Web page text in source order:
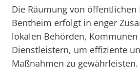
Die Räumung von öffentlichen
Bentheim erfolgt in enger
lokalen Behörden, Kommunen
Dienstleistern, um effiziente
Maßnahmen zu